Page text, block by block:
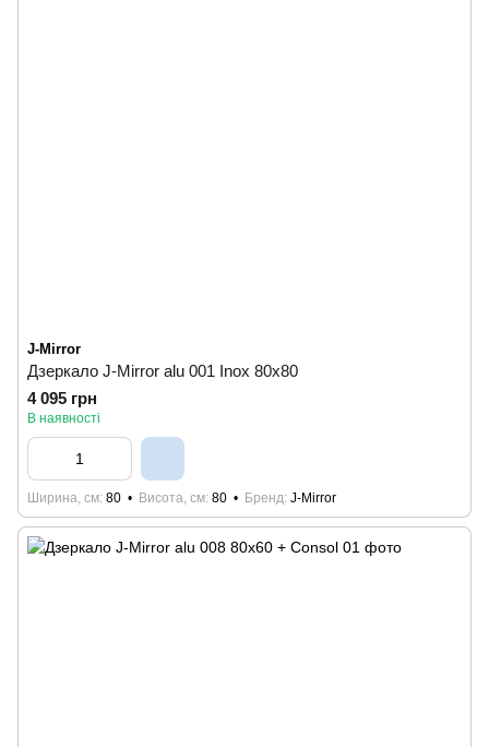
J-Mirror
Дзеркало J-Mirror alu 001 Inox 80x80
4 095 грн
В наявності
Ширина, см 80 Висота, см 80 Бренд J-Mirror